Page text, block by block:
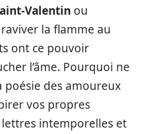
Valentin ou
la flamme au
ont ce pouvoir
l’âme. Pourquoi ne
poésie des amoureux
vos propres
lettres intemporelles et